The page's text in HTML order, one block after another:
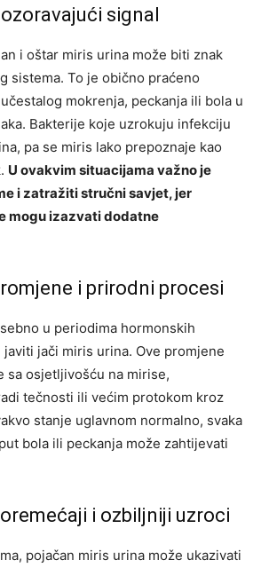
signal
i oštar miris urina može biti znak
sistema. To je obično praćeno
mokrenja, peckanja ili bola u
Bakterije koje uzrokuju infekciju
pa se miris lako prepoznaje kao
U ovakvim situacijama važno je
i zatražiti stručni savjet, jer
mogu izazvati dodatne
i prirodni procesi
u periodima hormonskih
jači miris urina. Ove promjene
sa osjetljivošću na mirise,
tečnosti ili većim protokom kroz
stanje uglavnom normalno, svaka
bola ili peckanja može zahtijevati
i ozbiljniji uzroci
pojačan miris urina može ukazivati